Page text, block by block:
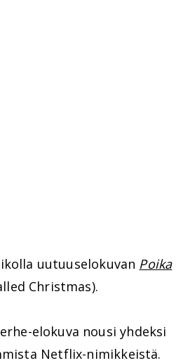
uutuuselokuvan Poika
Christmas).
elokuva nousi yhdeksi
Netflix-nimikkeistä.